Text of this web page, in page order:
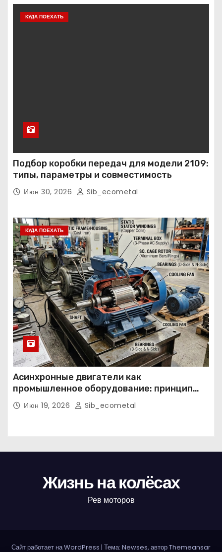
КУДА ПОЕХАТЬ
Подбор коробки передач для модели 2109:
типы, параметры и совместимость
Июн 30, 2026 Sib_ecometal
КУДА ПОЕХАТЬ
Асинхронные двигатели как
промышленное оборудование: принцип
работы, конструкция и области
применения
Июн 19, 2026 Sib_ecometal
Жизнь на колёсах
Рев моторов
Сайт работает на WordPress | Тема: Newses, авторThemeansar